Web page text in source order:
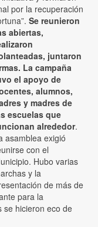
por la recuperación
Se reunieron
abiertas,
juntaron
La campaña
el apoyo de
alumnos,
y madres de
escuelas que
alrededor.
asamblea exigió
con el
Hubo varias
y la
de más de
para la
se hicieron eco de